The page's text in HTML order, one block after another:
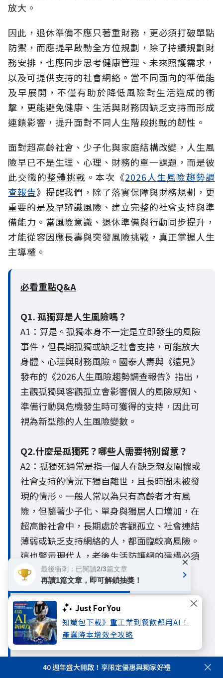
Just For You
知識包下載》重工業到餐飲都用AI！
產業降本增效全攻略
放大。
因此，退休準備不應只著重財務，更必須打破單點
防禦，而應提早啟動全方位規劃，除了持續規劃財
務安排，也應同步思考健康管理、未來照護需求，
以及可提供支持的社會網絡。當不同面向的準備能
及早展開，不僅有助於降低風險對生活造成的衝
擊，更能避免健康、生活與財務因缺乏支持而形成
連鎖影響，提升面對不同人生階段挑戰的韌性。
面對超高齡社會、少子化與家庭結構改變，人生風
險早已不是生理、心理、財務的單一課題，而是彼
此交織的整體挑戰。本次《2026人生風險趨勢調
查報告》提醒我們，除了落實保障與財務規劃，更
重要的是及早辨識風險、建立完整的社會支持與準
備能力。當風險意識、退休準備與行動同步提升，
才能從容因應長壽與突發風險挑戰，真正掌握人生
主導權。
必看重點Q&A
Q1. 孤獨算是人生風險嗎？
A1：算是。孤獨本身不一定是立即發生的風險
事件，但長期孤獨或缺乏社會支持，可能放大
身體、心理與財務風險。國泰人壽與《遠見》
發布的《2026人生風險趨勢調查報告》指出，
主觀孤獨與客觀孤立會影響個人的風險感知、
準備行動與危機發生時可獲得的支持，因此可
視為新型態的人生風險變數。
Q2.什麼是孤獨死？哪些人需要特別留意？
A2：孤獨死通常是指一個人在缺乏親友關懷或
社會支持的情況下獨自離世，且長時間未被發
現的情形。一般人常以為只有高齡者才有風
險，但隨著少子化、單身與獨居人口增加，在
超高齡社會中，長期處於客觀孤立、社會連結
薄弱或缺乏支持網絡的人，都面臨較高風險。
這也警示現代人，老後生活防護網的建構必須
提早啟動。
Q3. 孤獨與孤立有什麼不同？
A3：孤獨與孤立最大的不同，在於孤獨是主觀
的心理感受，孤立則是客觀的社會連結狀態。
一個人即使不覺得孤單，也可能因與家人、朋
友或社會網絡互動不足，而處於客觀孤立的狀
態。國泰人壽《2026人生風險趨勢調查報告
40 週年盛大開啟！享限定優惠與獨家好禮
最後衝刺：已閱讀2/3篇文章
再讀1篇文章，即可解鎖抽獎！
×